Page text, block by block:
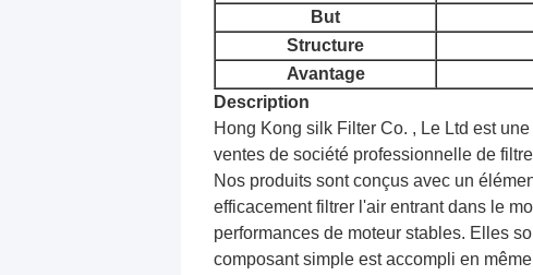
But
Structure
Avantage
Description
Hong Kong silk Filter Co. , Le Ltd est
ventes de société professionnelle de
Nos produits sont conçus avec un
efficacement filtrer l'air entrant dans le
performances de moteur stables. Elles
composant simple est accompli en